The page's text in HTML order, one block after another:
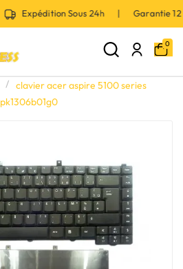
Expédition Sous 24h | Garantie
0
clavier acer aspire 5100 series
pk1306b01g0